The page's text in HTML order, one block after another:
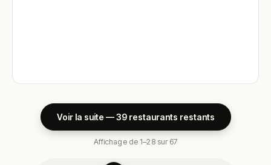
Voir la suite — 39 restaurants restants
Affichage de 1–28 sur 67